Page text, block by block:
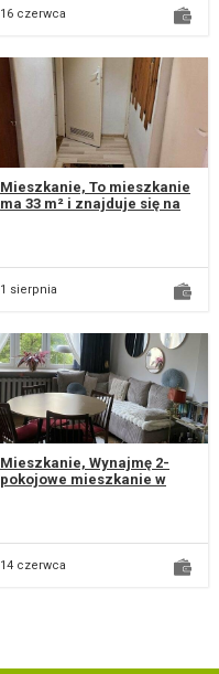
16 czerwca
Mieszkanie, To mieszkanie
ma 33 m² i znajduje się na
1 sierpnia
Mieszkanie, Wynajmę 2-
pokojowe mieszkanie w
14 czerwca